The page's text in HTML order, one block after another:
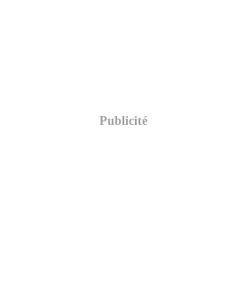
Publicité